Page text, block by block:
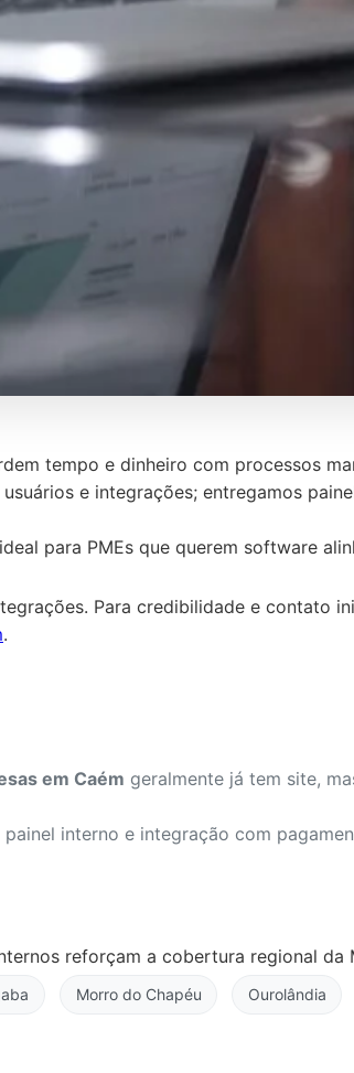
tempo e dinheiro com processos
e integrações; entregamos
para PMEs que querem software
Para credibilidade e contato
.
em Caém geralmente já tem site,
interno e integração com
reforçam a cobertura regional da
Morro do Chapéu Ourolândia